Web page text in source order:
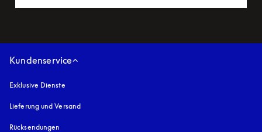
Kundenservice
Exklusive Dienste
Lieferung und Versand
Rücksendungen